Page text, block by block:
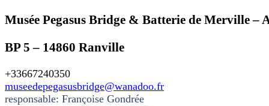
Musée Pegasus Bridge & Batterie de Merville –
BP 5 – 14860 Ranville
+33667240350
museedepegasusbridge@wanadoo.fr
responsable: Françoise Gondrée